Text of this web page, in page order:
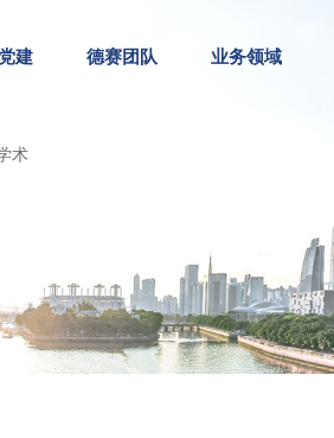
建 德赛团队 业务领域
术